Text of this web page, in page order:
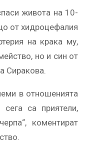
живота на 10-
от хидроцефалия
на крака му,
но и син от
Сиракова.
в отношенията
са приятели,
коментират